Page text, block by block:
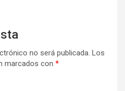
no será publicada. Los
marcados con *